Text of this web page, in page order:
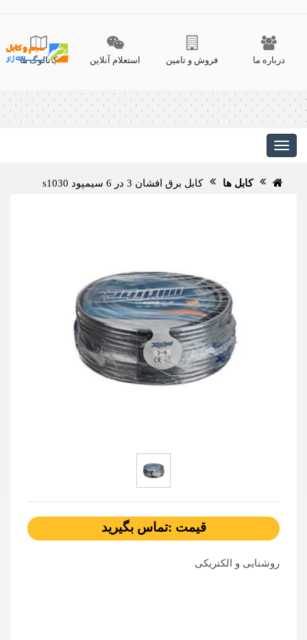
درباره ما فروش و تامین استعلام آنلاین کاتالوگ ها
کابل ها کابل برق افشان 3 در 6 سیمپود s1030
قیمت :تماس بگیرید
روشنایی و الکتریکی